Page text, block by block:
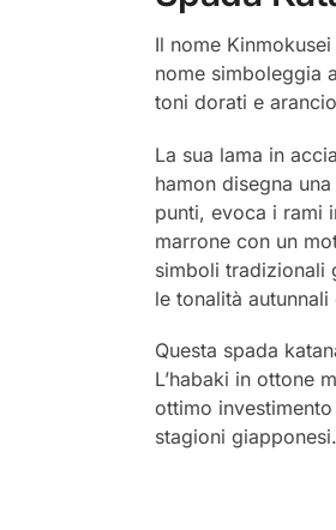
Il nome
nome simboleggia
toni dorati e
La sua lama in
hamon disegna
punti, evoca i rami
marrone con un
simboli tradizionali
le tonalità autunnali
Questa spada
L’habaki in ottone
ottimo
stagioni giapponesi.